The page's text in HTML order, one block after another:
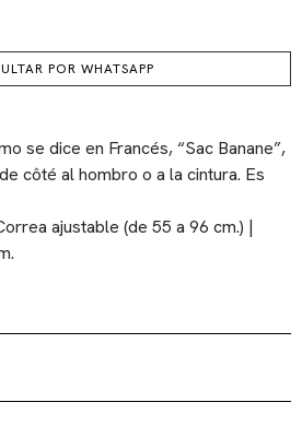
POR WHATSAPP
se dice en Francés, “Sac Banane”,
côté al hombro o a la cintura. Es
ajustable (de 55 a 96 cm.) |